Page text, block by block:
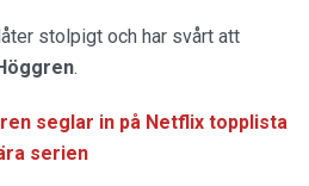
stolpigt och har svårt att
.
seglar in på Netflix topplista
serien